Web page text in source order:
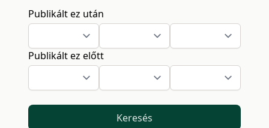
Publikált ez után
Publikált ez előtt
Keresés